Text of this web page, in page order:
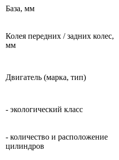
База, мм
Колея передних / задних колес,
мм
Двигатель (марка, тип)
- экологический класс
- количество и расположение
цилиндров